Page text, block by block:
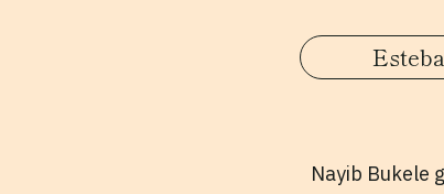
Nayib Bukele